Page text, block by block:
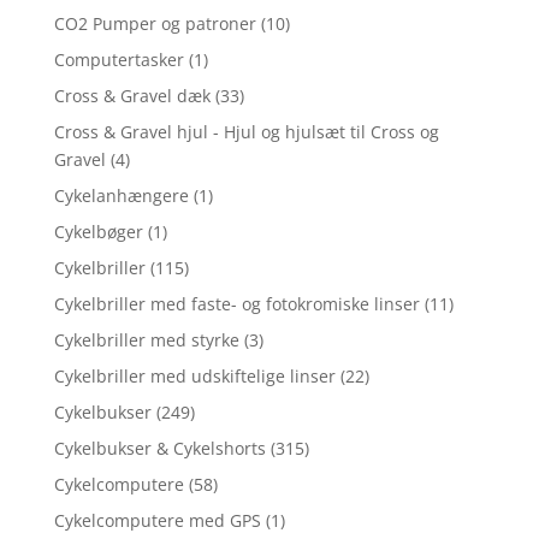
CO2 Pumper og patroner (10)
Computertasker (1)
Cross & Gravel dæk (33)
Cross & Gravel hjul - Hjul og hjulsæt til Cross og
Gravel (4)
Cykelanhængere (1)
Cykelbøger (1)
Cykelbriller (115)
Cykelbriller med faste- og fotokromiske linser (11)
Cykelbriller med styrke (3)
Cykelbriller med udskiftelige linser (22)
Cykelbukser (249)
Cykelbukser & Cykelshorts (315)
Cykelcomputere (58)
Cykelcomputere med GPS (1)